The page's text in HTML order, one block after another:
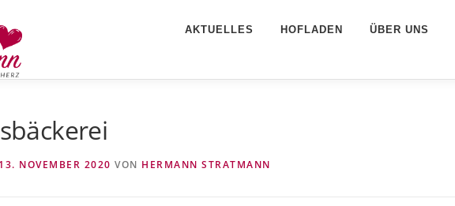
AKTUELLES HOFLADEN ÜBER UNS
13. NOVEMBER 2020 VON HERMANN STRATMANN